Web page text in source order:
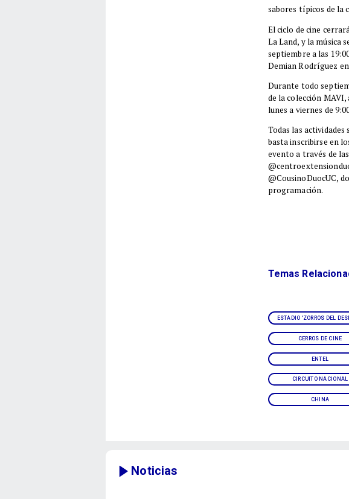
sabores típicos de la
​El ciclo de cine
La Land, y la música
septiembre a las
Demian Rodríguez
​Durante todo
de la colección
lunes a viernes de
​Todas las
basta inscribirse en
evento a través de
@CousinoDuocUC,
programación.
ESTADIO 'ZORROS DEL
CERROS DE CINE
ENTEL
CIRCUITO NACIONAL
CHINA
Temas
Noticias